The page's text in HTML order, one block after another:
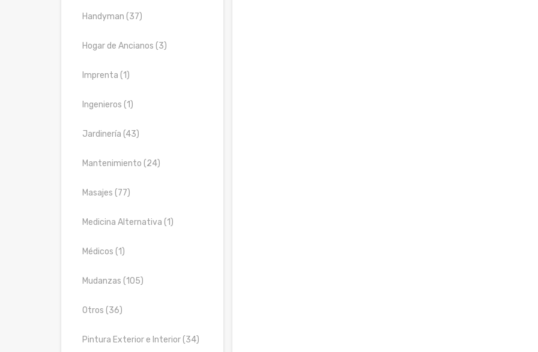
Handyman (37)
Hogar de Ancianos (3)
Imprenta (1)
Ingenieros (1)
Jardinería (43)
Mantenimiento (24)
Masajes (77)
Medicina Alternativa (1)
Médicos (1)
Mudanzas (105)
Otros (36)
Pintura Exterior e Interior (34)